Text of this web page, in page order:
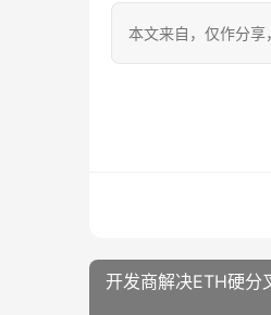
本文来自 ，仅作分
开发商解决ETH硬分